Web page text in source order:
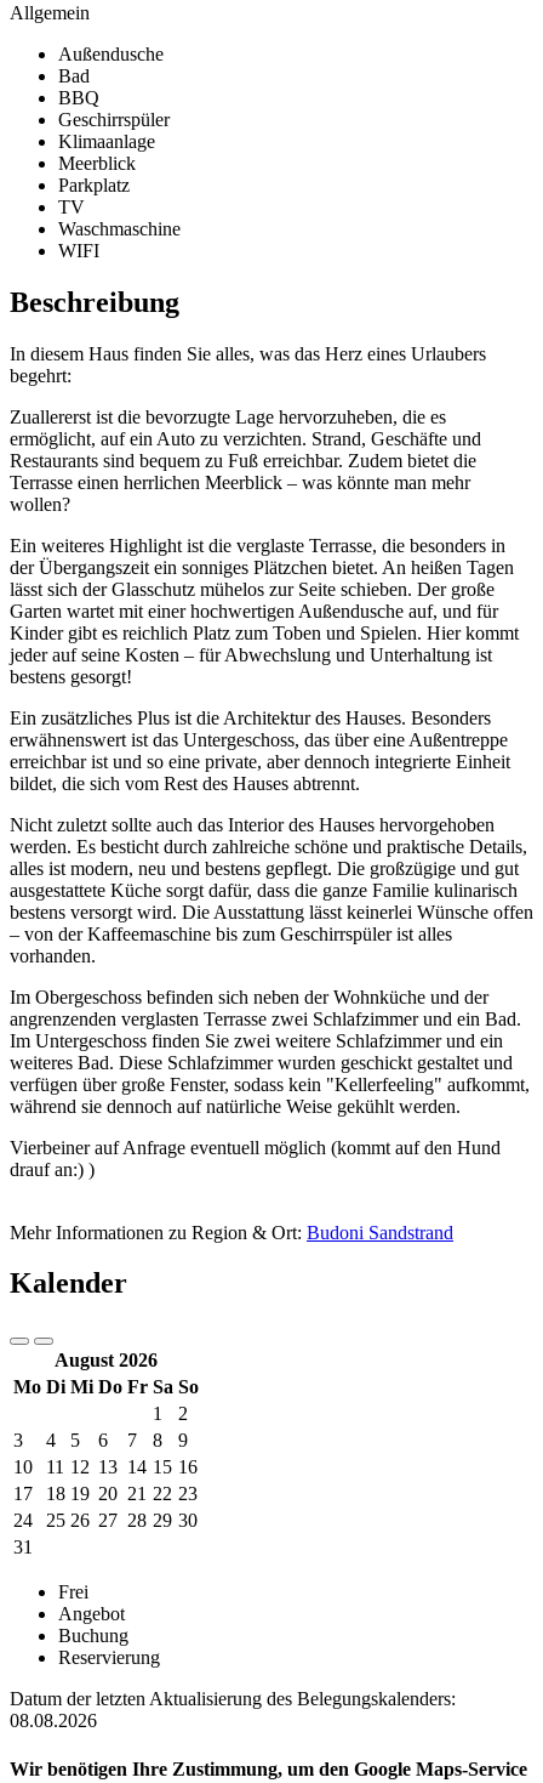
Allgemein
Außendusche
Bad
BBQ
Geschirrspüler
Klimaanlage
Meerblick
Parkplatz
TV
Waschmaschine
WIFI
Beschreibung
In diesem Haus finden Sie alles, was das Herz eines Urlaubers
begehrt:
Zuallererst ist die bevorzugte Lage hervorzuheben, die es
ermöglicht, auf ein Auto zu verzichten. Strand, Geschäfte und
Restaurants sind bequem zu Fuß erreichbar. Zudem bietet die
Terrasse einen herrlichen Meerblick – was könnte man mehr
wollen?
Ein weiteres Highlight ist die verglaste Terrasse, die besonders in
der Übergangszeit ein sonniges Plätzchen bietet. An heißen Tagen
lässt sich der Glasschutz mühelos zur Seite schieben. Der große
Garten wartet mit einer hochwertigen Außendusche auf, und für
Kinder gibt es reichlich Platz zum Toben und Spielen. Hier kommt
jeder auf seine Kosten – für Abwechslung und Unterhaltung ist
bestens gesorgt!
Ein zusätzliches Plus ist die Architektur des Hauses. Besonders
erwähnenswert ist das Untergeschoss, das über eine Außentreppe
erreichbar ist und so eine private, aber dennoch integrierte Einheit
bildet, die sich vom Rest des Hauses abtrennt.
Nicht zuletzt sollte auch das Interior des Hauses hervorgehoben
werden. Es besticht durch zahlreiche schöne und praktische Details,
alles ist modern, neu und bestens gepflegt. Die großzügige und gut
ausgestattete Küche sorgt dafür, dass die ganze Familie kulinarisch
bestens versorgt wird. Die Ausstattung lässt keinerlei Wünsche offen
– von der Kaffeemaschine bis zum Geschirrspüler ist alles
vorhanden.
Im Obergeschoss befinden sich neben der Wohnküche und der
angrenzenden verglasten Terrasse zwei Schlafzimmer und ein Bad.
Im Untergeschoss finden Sie zwei weitere Schlafzimmer und ein
weiteres Bad. Diese Schlafzimmer wurden geschickt gestaltet und
verfügen über große Fenster, sodass kein "Kellerfeeling" aufkommt,
während sie dennoch auf natürliche Weise gekühlt werden.
Vierbeiner auf Anfrage eventuell möglich (kommt auf den Hund
drauf an:) )
Mehr Informationen zu Region & Ort: Budoni Sandstrand
Kalender
August 2026
Mo Di Mi Do Fr Sa So
1
2
3
4 5 6 7 8
9
10
11 12 13 14 15 16
17
18 19 20 21 22 23
24
25 26 27 28 29 30
31
Frei
Angebot
Buchung
Reservierung
Datum der letzten Aktualisierung des Belegungskalenders:
08.08.2026
Wir benötigen Ihre Zustimmung, um den Google Maps-Service